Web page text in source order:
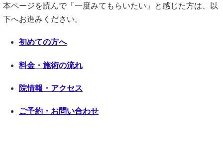
本ページを読んで「一度みてもらいたい」と感じた方は、以
下へお進みください。
初めての方へ
料金・施術の流れ
院情報・アクセス
ご予約・お問い合わせ